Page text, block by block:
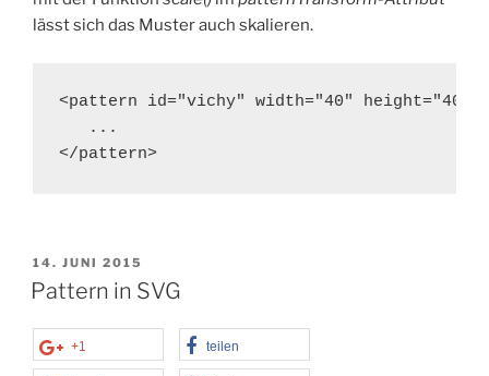
lässt sich das Muster auch skalieren.
<pattern id="vichy" width="40" height="40"
   ...
</pattern>
VERÖFFENTLICHT
AM
14. JUNI 2015
Pattern in SVG
+1 teilen